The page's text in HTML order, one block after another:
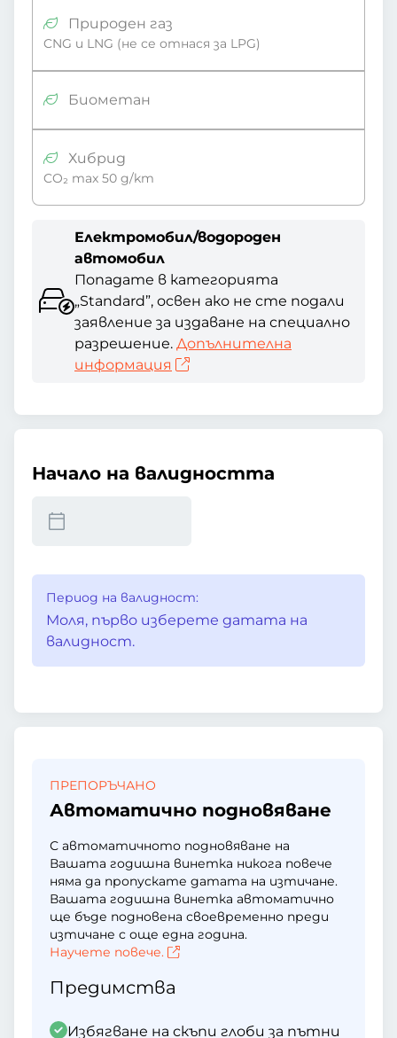
Природен газ
CNG и LNG (не се отнася за LPG)
Биометан
Хибрид
CO₂ max 50 g/km
Електромобил/водороден
автомобил
Попадате в категорията
„Standard”, освен ако не сте подали
заявление за издаване на специално
разрешение. Допълнителна
информация
Начало на валидността
Период на валидност:
Моля, първо изберете датата на
валидност.
ПРЕПОРЪЧАНО
Автоматично подновяване
С автоматичното подновяване на
Вашата годишна винетка никога повече
няма да пропускате датата на изтичане.
Вашата годишна винетка автоматично
ще бъде подновена своевременно преди
изтичане с още една година.
Научете повече.
Предимства
Избягване на скъпи глоби за пътни